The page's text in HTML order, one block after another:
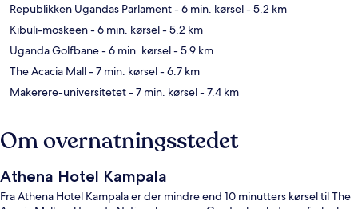
Republikken Ugandas Parlament- 6 min. kørsel- 5.2 km
Kibuli-moskeen- 6 min. kørsel- 5.2 km
Uganda Golfbane- 6 min. kørsel- 5.9 km
The Acacia Mall- 7 min. kørsel- 6.7 km
Makerere-universitetet- 7 min. kørsel- 7.4 km
Om overnatningsstedet
Athena Hotel Kampala
Fra Athena Hotel Kampala er der mindre end 10 minutters kørsel til The